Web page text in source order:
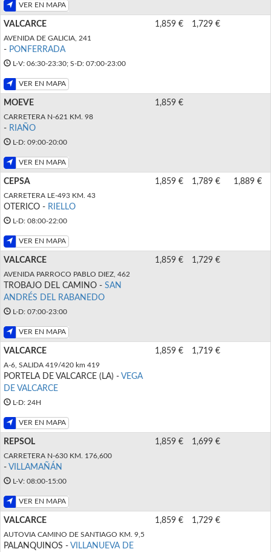
VER EN MAPA
VALCARCE
AVENIDA DE GALICIA, 241
- PONFERRADA
L-V: 06:30-23:30; S-D: 07:00-23:00
VER EN MAPA
1,859 € 1,729 €
MOEVE
CARRETERA N-621 KM. 98
- RIAÑO
L-D: 09:00-20:00
VER EN MAPA
1,859 €
CEPSA
CARRETERA LE-493 KM. 43
OTERICO - RIELLO
L-D: 08:00-22:00
VER EN MAPA
1,859 € 1,789 € 1,889 €
VALCARCE
AVENIDA PARROCO PABLO DIEZ, 462
TROBAJO DEL CAMINO - SAN
ANDRÉS DEL RABANEDO
L-D: 07:00-23:00
VER EN MAPA
1,859 € 1,729 €
VALCARCE
A-6, SALIDA 419/420 km 419
PORTELA DE VALCARCE (LA) - VEGA
DE VALCARCE
L-D: 24H
VER EN MAPA
1,859 € 1,719 €
REPSOL
CARRETERA N-630 KM. 176,600
- VILLAMAÑÁN
L-V: 08:00-15:00
VER EN MAPA
1,859 € 1,699 €
VALCARCE
AUTOVIA CAMINO DE SANTIAGO KM. 9,5
PALANQUINOS - VILLANUEVA DE
1,859 € 1,729 €